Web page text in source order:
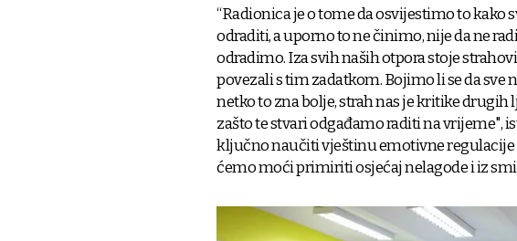
“Radionica je o tome da osvijestimo to kako
odraditi, a uporno to ne činimo, nije da ne
odradimo. Iza svih naših otpora stoje
povezali s tim zadatkom. Bojimo li se da sve
netko to zna bolje, strah nas je kritike drugih
zašto te stvari odgađamo raditi na vrijeme",
ključno naučiti vještinu emotivne regulacije
ćemo moći primiriti osjećaj nelagode i iz